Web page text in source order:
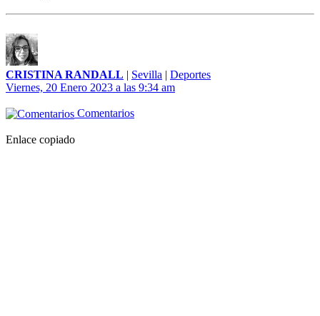
CRISTINA RANDALL | Sevilla | Deportes
Viernes, 20 Enero 2023 a las 9:34 am
Comentarios
Enlace copiado